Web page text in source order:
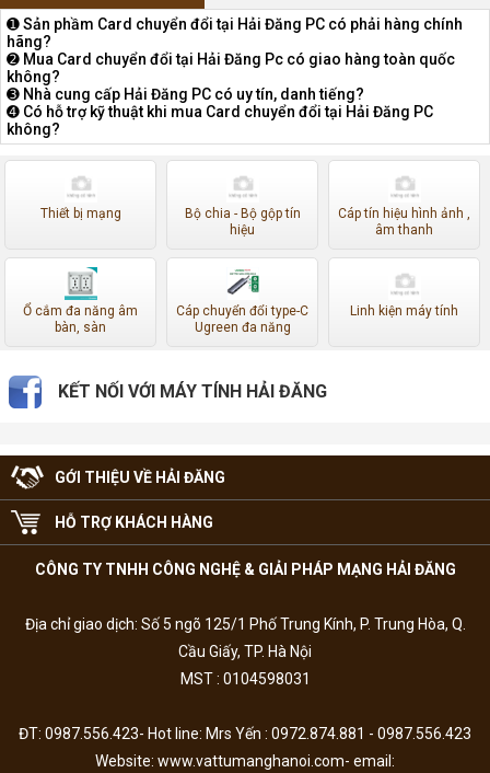
➊ Sản phầm Card chuyển đổi tại Hải Đăng PC có phải hàng chính
hãng?
➋ Mua Card chuyển đổi tại Hải Đăng Pc có giao hàng toàn quốc
không?
➌ Nhà cung cấp Hải Đăng PC có uy tín, danh tiếng?
➍ Có hỗ trợ kỹ thuật khi mua Card chuyển đổi tại Hải Đăng PC
không?
Thiết bị mạng
Bộ chia - Bộ gộp tín
hiệu
Cáp tín hiệu hình ảnh ,
âm thanh
Ổ cắm đa năng âm
bàn, sàn
Cáp chuyển đổi type-C
Ugreen đa năng
Linh kiện máy tính
KẾT NỐI VỚI MÁY TÍNH HẢI ĐĂNG
GỚI THIỆU VỀ HẢI ĐĂNG
HỖ TRỢ KHÁCH HÀNG
CÔNG TY TNHH CÔNG NGHỆ & GIẢI PHÁP MẠNG HẢI ĐĂNG
Địa chỉ giao dịch: Số 5 ngõ 125/1 Phố Trung Kính, P. Trung Hòa, Q.
Cầu Giấy, TP. Hà Nội
MST : 0104598031
ĐT: 0987.556.423- Hot line: Mrs Yến : 0972.874.881 - 0987.556.423
Website: www.vattumanghanoi.com- email: